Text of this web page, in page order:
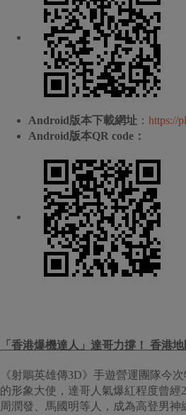
Android版本下載網址 ： https://
Android版本QR code：
「香港爆機達人」達哥力撐！ 香港
《射鵰英雄傳3D》手遊營運團隊今
的形象大使，達哥人氣爆紅程度曾經
周潤發、馬國明等人，成為高登男